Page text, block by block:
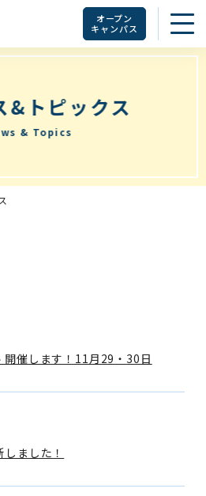
オープン
キャンパス
&トピックス
& Topics
開催します！11月29・30日
ました！